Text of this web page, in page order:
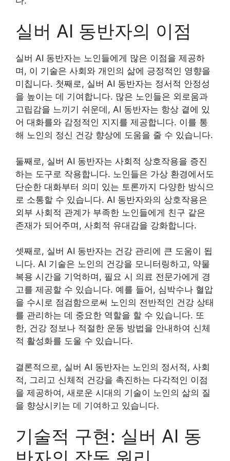
실버 AI 동반자의 이점
실버 AI 동반자는 노인들에게 많은 이점을 제공하
며, 이 기술은 사회와 개인의 삶에 긍정적인 영향을
미칩니다. 첫째로, 실버 AI 동반자는 정서적 안정성
을 높이는 데 기여합니다. 많은 노인들은 외로움과
고립감을 느끼기 쉬운데, AI 동반자는 항상 곁에 있
어 대화를와 감정적인 지지를 제공합니다. 이를 통
해 노인의 정신 건강 향상에 도움을 줄 수 있습니다.
둘째로, 실버 AI 동반자는 사회적 상호작용을 증진
하는 도구로 작용합니다. 노인들은 가상 환경에서도
단순한 대화부터 의미 있는 토론까지 다양한 방식으
로 소통할 수 있습니다. AI 동반자와의 상호작용은
외부 사회적 관계가 부족한 노인들에게 친구 같은
존재가 되어주며, 사회적 유대감을 강화합니다.
셋째로, 실버 AI 동반자는 건강 관리에 큰 도움이 됩
니다. AI 기술은 노인의 건강을 모니터링하고, 약물
복용 시간을 기억하며, 필요 시 의료 전문가에게 경
고를 제공할 수 있습니다. 예를 들어, 심박수나 혈압
을 수시로 점검함으로써 노인의 전반적인 건강 상태
를 관리하는 데 중요한 역할을 할 수 있습니다. 또
한, 건강 정보나 적절한 운동 방법을 안내하여 신체
적 활성화를 도울 수 있습니다.
결론적으로, 실버 AI 동반자는 노인의 정서적, 사회
적, 그리고 신체적 건강을 촉진하는 다각적인 이점
을 제공하여, 새로운 시대의 기술이 노인의 삶의 질
을 향상시키는 데 기여하고 있습니다.
기술적 구현: 실버 AI 동